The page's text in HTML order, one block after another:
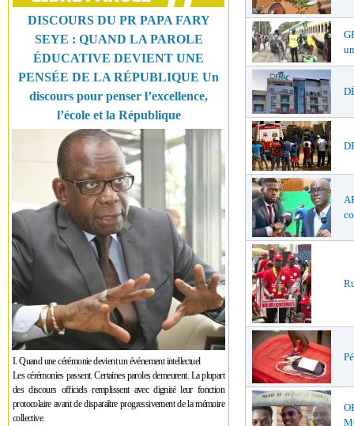
DISCOURS DU PR PAPA FARY
SEYE : QUAND LA PAROLE
ÉDUCATIVE DEVIENT UNE
PENSÉE DE LA RÉPUBLIQUE Un
discours pour penser l’excellence,
l’école et la République
I. Quand une cérémonie devient un événement intellectuel
Les cérémonies passent. Certaines paroles demeurent. La plupart
des discours officiels remplissent avec dignité leur fonction
protocolaire avant de disparaître progressivement de la mémoire
collective.